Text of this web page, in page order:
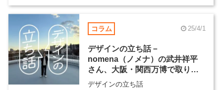
コラム 25/4/1
デザインの立ち話－
nomena（ノメナ）の武井祥平
さん、大阪・関西万博で取り組
む“前例のないものづくり”
デザインの立ち話